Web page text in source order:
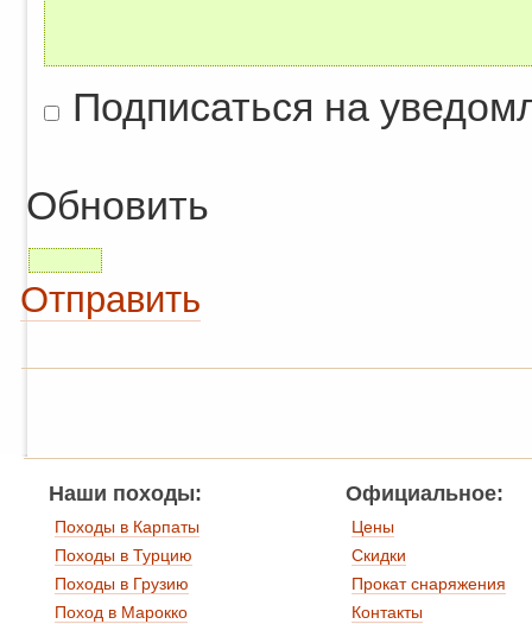
Подписаться на
Обновить
Отправить
Наши походы:
Походы в Карпаты
Походы в Турцию
Походы в Грузию
Поход в Марокко
Официальное:
Цены
Скидки
Прокат снаряжения
Контакты